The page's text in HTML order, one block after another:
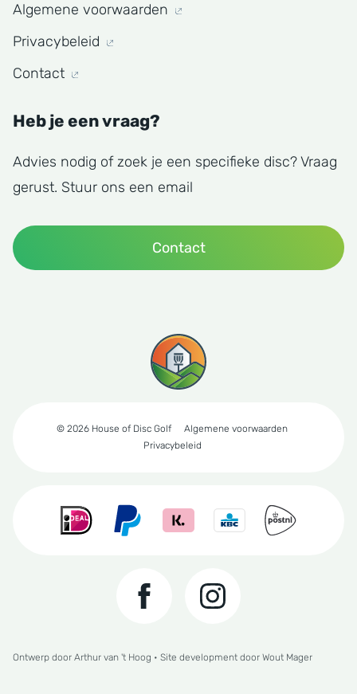
Algemene voorwaarden
Privacybeleid
Contact
Heb je een vraag?
Advies nodig of zoek je een specifieke disc? Vraag
gerust. Stuur ons een email
Contact
© 2026 House of Disc Golf
Algemene voorwaarden
Privacybeleid
Ontwerp door Arthur van 't Hoog • Site development door Wout Mager